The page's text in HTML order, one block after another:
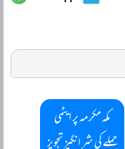
مکہ مکرمہ پر ایٹمی
حملے کی شر انگیز تجویز